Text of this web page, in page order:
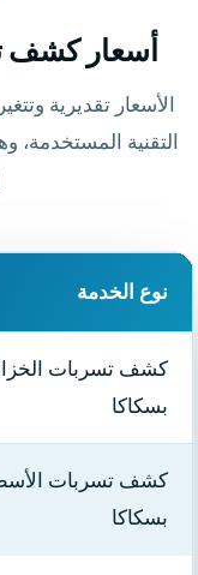
أسعار كشف
الأسعار تقديرية
التقنية
نوع الخدمة
كشف تسربات
بسكاكا
كشف تسربات
بسكاكا